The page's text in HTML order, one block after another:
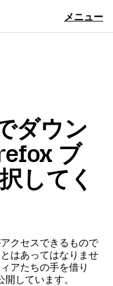
メニュー
ダウン
ブ
してく
クセスできるもので
はあってはなりませ
アたちの手を借り
しています。